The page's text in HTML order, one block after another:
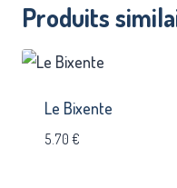
Produits
Le Bixente
5.70 €